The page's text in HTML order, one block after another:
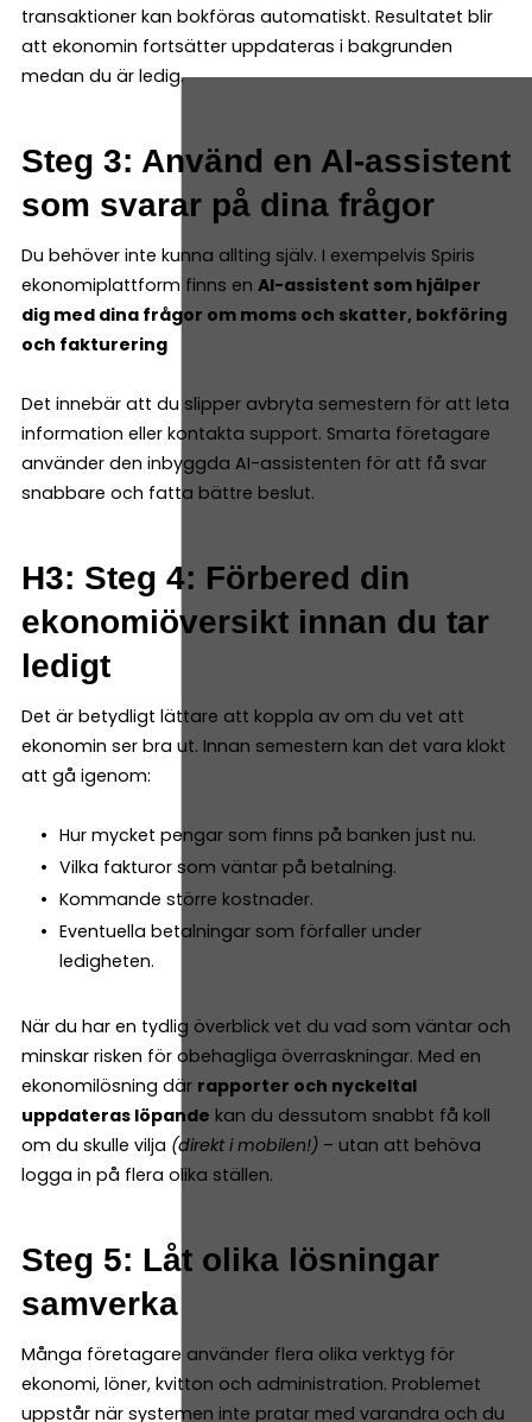
transaktioner kan bokföras automatiskt. Resultatet blir
att ekonomin fortsätter uppdateras i bakgrunden
medan du är ledig.
Steg 3: Använd en AI-assistent
som svarar på dina frågor
Du behöver inte kunna allting själv. I exempelvis Spiris
ekonomiplattform finns en AI-assistent som hjälper
dig med dina frågor om moms och skatter, bokföring
och fakturering
Det innebär att du slipper avbryta semestern för att leta
information eller kontakta support. Smarta företagare
använder den inbyggda AI-assistenten för att få svar
snabbare och fatta bättre beslut.
H3: Steg 4: Förbered din
ekonomiöversikt innan du tar
ledigt
Det är betydligt lättare att koppla av om du vet att
ekonomin ser bra ut. Innan semestern kan det vara klokt
att gå igenom:
Hur mycket pengar som finns på banken just nu.
Vilka fakturor som väntar på betalning.
Kommande större kostnader.
Eventuella betalningar som förfaller under
ledigheten.
När du har en tydlig överblick vet du vad som väntar och
minskar risken för obehagliga överraskningar. Med en
ekonomilösning där rapporter och nyckeltal
uppdateras löpande kan du dessutom snabbt få koll
om du skulle vilja (direkt i mobilen!) – utan att behöva
logga in på flera olika ställen.
Steg 5: Låt olika lösningar
samverka
Många företagare använder flera olika verktyg för
ekonomi, löner, kvitton och administration. Problemet
uppstår när systemen inte pratar med varandra och du